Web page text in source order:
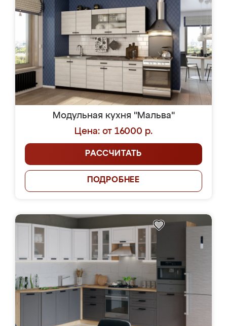
Модульная кухня "Мальва"
Цена: от 16000 р.
РАССЧИТАТЬ
ПОДРОБНЕЕ